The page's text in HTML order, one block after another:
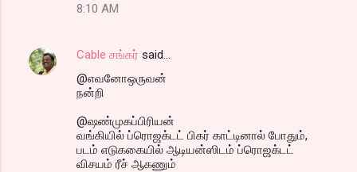
8:10 AM
Cable சங்கர் said…
@எவனோஒருவன்
நன்றி
@ஷண்முகப்பிரியன்
வங்கியில் ப்ரொஜக்டட் பிகர் காட்டினால் போதும்,
படம் எடுககையில் ஆடியன்ஸிடம் ப்ரொஜக்டட்
விசயம் ரீச் ஆகணும்